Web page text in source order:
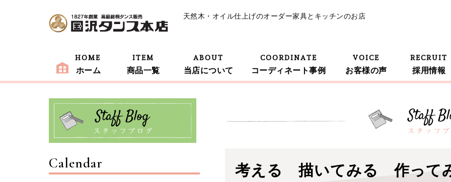
天然木・オイル仕上げのオーダー家具とキッチンのお店
ホーム
HOME
商品一覧
ITEM
当店について
ABOUT
コーディネート事例
COORDINATE
お客様の声
VOICE
採用情報
RECRUIT
考える 描いてみる 作って
Calendar